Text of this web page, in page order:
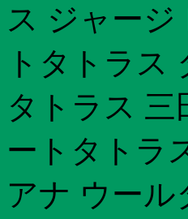
ス ジャージ
トタトラス
タトラス
ートタトラ
アナ ウー